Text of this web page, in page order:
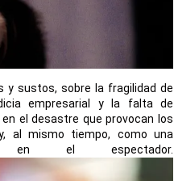
y sustos, sobre la fragilidad de
empresarial y la falta de
el desastre que provocan los
al mismo tiempo, como una
en el espectador.